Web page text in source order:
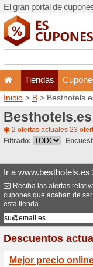
El gran
Inicio>B